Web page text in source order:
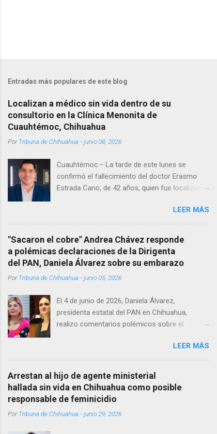
Entradas más populares de este blog
Localizan a médico sin vida dentro de su
consultorio en la Clínica Menonita de
Cuauhtémoc, Chihuahua
PorTribuna de Chihuahua -junio 08, 2026
Cuauhtémoc.– La tarde de este lunes se
confirmó el fallecimiento del doctor Erasmo
Estrada Cano, de 42 años, quien fue localizado
Menonita, ubicada en el kilómetro 10 del
Corredor Comercial. Según reportes el médico
se habría quitado la vida mientras permanecía
encerrado en el consultorio, por lo que
autoridades tuvieron que derribar la puerta,
Estrada, quien se desempeñó como presidente
un médico reconocido en la región.
LEER MÁS
"Sacaron el cobre" Andrea Chávez responde
a polémicas declaraciones de la Dirigenta
del PAN, Daniela Álvarez sobre su embarazo
PorTribuna de Chihuahua -junio 05, 2026
El 4 de junio de 2026, Daniela Álvarez,
presidenta estatal del PAN en Chihuahua,
realizo comentarios polémicos sobre el
Chávez. “acuérdense que su bebé está por
nacer”, expresó al ser cuestionada sobre si la
retaría a tomarse una foto en un restaurante
de Texas como una prueba de que si cuenta
con VISA Álvarez añadió: “Yo no sé dónde irá a
emociones fuertes, ¿Qué tal si se le ocurre que
LEER MÁS
Arrestan al hijo de agente ministerial
hallada sin vida en Chihuahua como posible
responsable de feminicidio
PorTribuna de Chihuahua -junio 29, 2026